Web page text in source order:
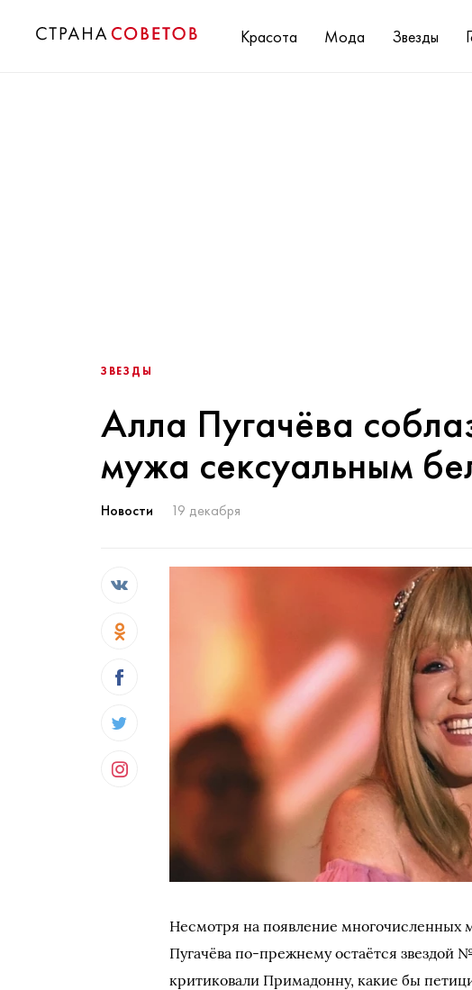
Красота Мода Звезды
ЗВЕЗДЫ
Алла Пугачёва
мужа сексуальным
Новости 19 декабря
Несмотря на появление многочисленных
Пугачёва по-прежнему остаётся звездой
критиковали Примадонну, какие бы